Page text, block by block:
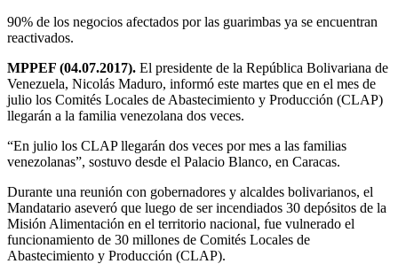
90% de los negocios afectados por las guarimbas ya se encuentran
reactivados.
MPPEF (04.07.2017). El presidente de la República Bolivariana de
Venezuela, Nicolás Maduro, informó este martes que en el mes de
julio los Comités Locales de Abastecimiento y Producción (CLAP)
llegarán a la familia venezolana dos veces.
“En julio los CLAP llegarán dos veces por mes a las familias
venezolanas”, sostuvo desde el Palacio Blanco, en Caracas.
Durante una reunión con gobernadores y alcaldes bolivarianos, el
Mandatario aseveró que luego de ser incendiados 30 depósitos de la
Misión Alimentación en el territorio nacional, fue vulnerado el
funcionamiento de 30 millones de Comités Locales de
Abastecimiento y Producción (CLAP).